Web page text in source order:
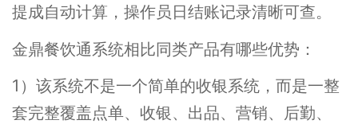
提成自动计算，操作员日结账记录清晰可查。
金鼎餐饮通系统相比同类产品有哪些优势：
1）该系统不是一个简单的收银系统，而是一整
套完整覆盖点单、收银、出品、营销、后勤、